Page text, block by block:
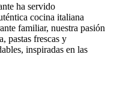
ha servido
cocina italiana
familiar, nuestra pasión
pastas frescas y
inspiradas en las